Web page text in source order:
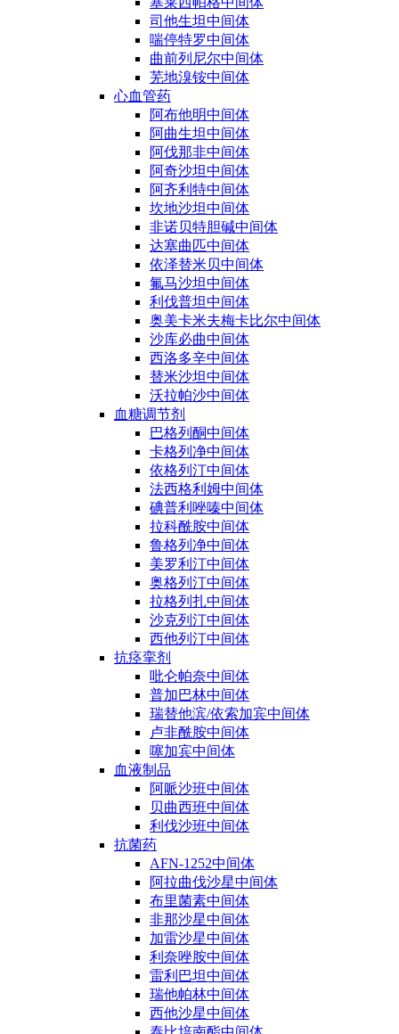
司他生坦中间体
喘停特罗中间体
曲前列尼尔中间体
芜地溴铵中间体
心血管药
阿布他明中间体
阿曲生坦中间体
阿伐那非中间体
阿奇沙坦中间体
阿齐利特中间体
坎地沙坦中间体
非诺贝特胆碱中间体
达塞曲匹中间体
依泽替米贝中间体
氟马沙坦中间体
利伐普坦中间体
奥美卡米夫梅卡比尔中间体
沙库必曲中间体
西洛多辛中间体
替米沙坦中间体
沃拉帕沙中间体
血糖调节剂
巴格列酮中间体
卡格列净中间体
依格列汀中间体
法西格利姆中间体
碘普利唑嗪中间体
拉科酰胺中间体
鲁格列净中间体
美罗利汀中间体
奥格列汀中间体
拉格列扎中间体
沙克列汀中间体
西他列汀中间体
抗痉挛剂
吡仑帕奈中间体
普加巴林中间体
瑞替他滨/依索加宾中间体
卢非酰胺中间体
噻加宾中间体
血液制品
阿哌沙班中间体
贝曲西班中间体
利伐沙班中间体
抗菌药
AFN-1252中间体
阿拉曲伐沙星中间体
布里菌素中间体
非那沙星中间体
加雷沙星中间体
利奈唑胺中间体
雷利巴坦中间体
瑞他帕林中间体
西他沙星中间体